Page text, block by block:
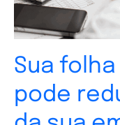
Sua
pode
sua